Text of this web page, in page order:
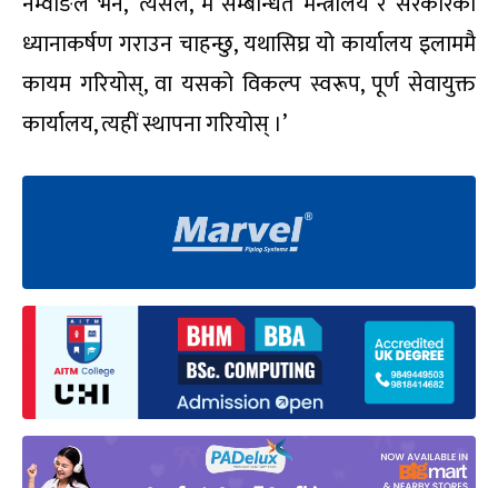
ध्यानाकर्षण गराउन चाहन्छु, यथासिघ्र यो कार्यालय इलाममै
कायम गरियोस्, वा यसको विकल्प स्वरूप, पूर्ण सेवायुक्त
कार्यालय, त्यहीं स्थापना गरियोस् ।’